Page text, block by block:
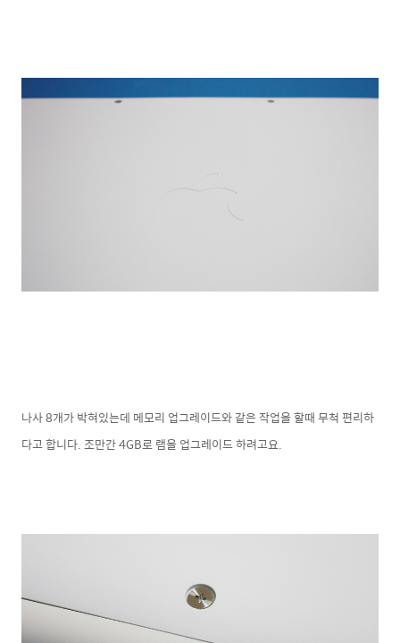
나사 8개가 박혀있는데 메모리 업그레이드와 같은 작업을 할때 무척 편리하
다고 합니다. 조만간 4GB로 램을 업그레이드 하려고요.